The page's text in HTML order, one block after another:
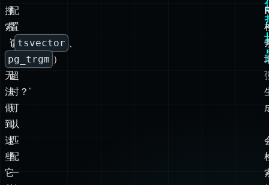
“如
何
配
置
请
求
超
时？”
词
法
搜
索
（ tsvector
pg_trgm
无
法